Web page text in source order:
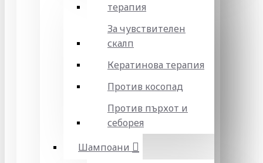
терапия
За чувствителен
скалп
Кератинова терапия
Против косопад
Против пърхот и
себорея
Шампоани